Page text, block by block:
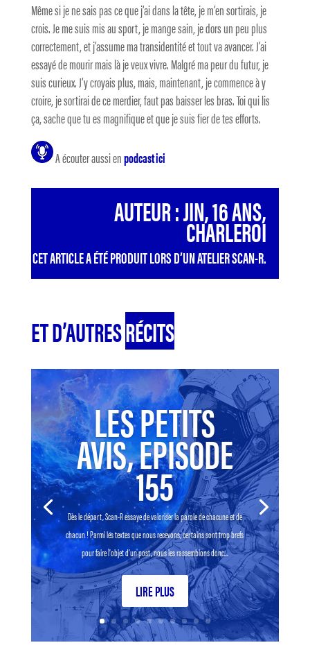
Même si je ne sais pas ce que j’ai dans la tête, je m’en sortirais, je
crois. Je me suis mis au sport, je mange sain, je dors un peu plus
correctement, et j’assume ma transidentité et tout va avancer. J’ai
essayé de mourir mais là je veux vivre. Malgré ma peur du futur, je
suis curieux. J’y croyais plus, mais, maintenant, je commence à y
croire, je sortirai de ce merdier, faut pas baisser les bras. Toi qui lis
ça, sache que tu es magnifique et que je suis fier de tes efforts.
A écouter aussi enpodcast ici
AUTEUR : JIN, 16 ANS,
CHARLEROI
CET ARTICLE A ÉTÉ PRODUIT LORS D’UN ATELIER SCAN-R.
ET D’AUTRESRÉCITS
LES PETITS
AVIS, EPISODE
155
Dès le départ, Scan-R essaye de valoriser la parole de chacune et de
chacun ! Parmi les textes que nous recevons, certains sont trop brefs
pour faire l’objet d’un post, nous les rassemblons donc...
LIRE PLUS